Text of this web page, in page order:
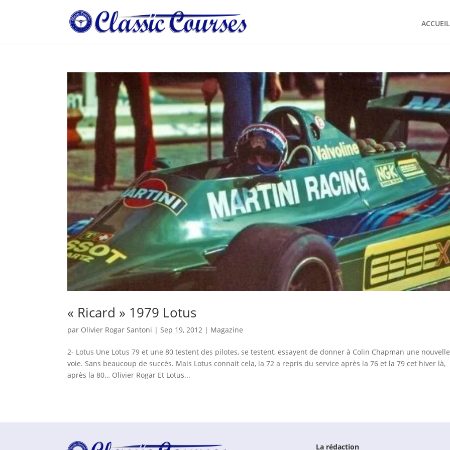
ACCUEIL
« Ricard » 1979 Lotus
par Olivier Rogar Santoni |Sep 19, 2012 | Magazine
2- Lotus Une Lotus 79 et une 80 testent des pilotes, se testent, essayent de donner à Colin Chapman une nouvelle
voie. Sans beaucoup de succès. Mais Lotus connait cela, la 72 a repris du service après la 76 et la 79 cet hiver là,
après la 80… Olivier Rogar Et Lotus...
La rédaction